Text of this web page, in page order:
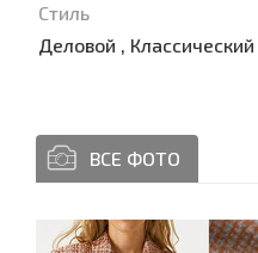
Стиль
Деловой ,
ВСЕ ФОТО